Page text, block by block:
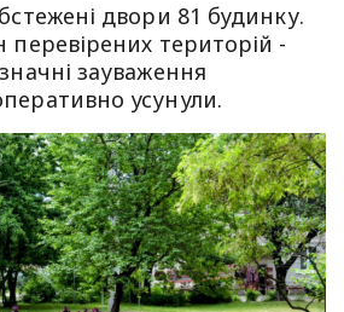
двори 81 будинку.
перевірених територій -
зауваження
усунули.